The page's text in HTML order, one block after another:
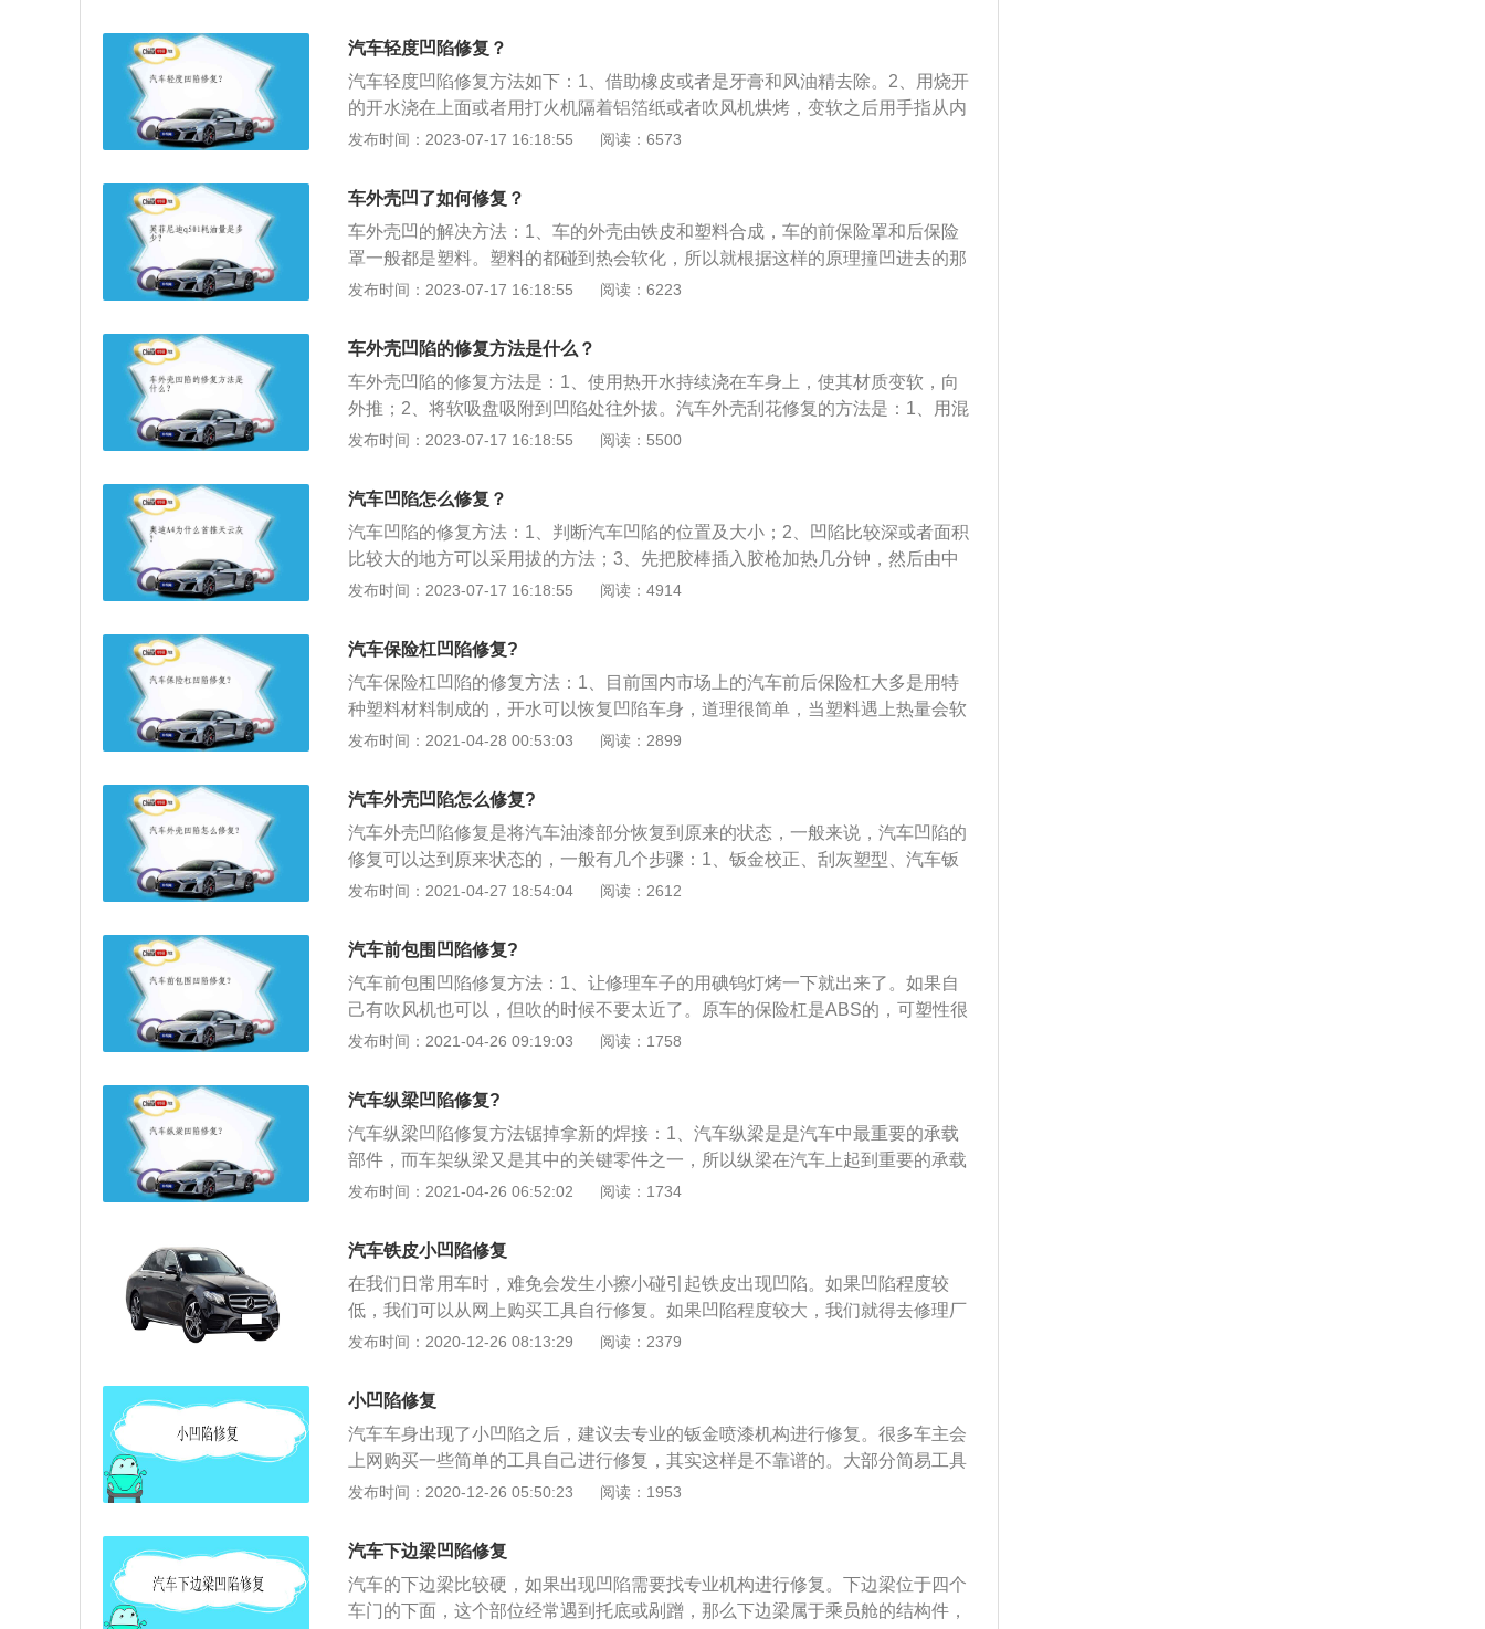
2、操作：汽车钣金件的常用手工修复工艺：运用各种专用工具修复手锤等工具
不易进入的部位对一些拉伸变形的部位加压修复，掌握冷热法较正钣料和车身矫
正、填料、填补等工艺。对一些车用非金属构件进行修复。
汽车轻度凹陷修复？
汽车轻度凹陷修复方法如下：1、借助橡皮或者是牙膏和风油精去除。2、用烧开
的开水浇在上面或者用打火机隔着铝箔纸或者吹风机烘烤，变软之后用手指从内
侧顶出来，热的鼓风机同样可以达到相同的效果。3、借助家里抽马桶用的皮搋
凹陷“吸”出来。4、去专业的汽车凹陷修复修理店去处理。
发布时间：2023-07-17 16:18:55 阅读：6573
车外壳凹了如何修复？
车外壳凹的解决方法：1、车的外壳由铁皮和塑料合成，车的前保险罩和后保险
罩一般都是塑料。塑料的都碰到热会软化，所以就根据这样的原理撞凹进去的那
一块可以加热顶出来。2、首先要烧一大桶热水，然后将热水用水勺往凹进去的
到一定的程度才会变软，才能达到效果。4、塑料加热到一定的程度后，就从上
面引擎盖那里。用手往外推，直到那块凹进去的地方突出复原就可以。5、但如
果感觉很硬还是顶不出来，那证明加热还没到位。还需要大量的热水去加热。
发布时间：2023-07-17 16:18:55 阅读：6223
车外壳凹陷的修复方法是什么？
车外壳凹陷的修复方法是：1、使用热开水持续浇在车身上，使其材质变软，向
外推；2、将软吸盘吸附到凹陷处往外拔。汽车外壳刮花修复的方法是：1、用混
合剂直线擦拭刮花部位后进行打蜡；2、用牙膏轻涂在划痕处，后用棉布逆时针
是：1、洗车时，应待发动机冷却后进行；2、减少车辆暴晒；3、要及时清理车
身的污渍；4、雨水冲刷后要用清水清洗，避免酸雨腐蚀；5、进行打蜡或封釉。
发布时间：2023-07-17 16:18:55 阅读：5500
汽车凹陷怎么修复？
汽车凹陷的修复方法：1、判断汽车凹陷的位置及大小；2、凹陷比较深或者面积
比较大的地方可以采用拔的方法；3、先把胶棒插入胶枪加热几分钟，然后由中
心到四周慢慢地打在吸盘上面；4、利用余温将吸盘粘在较大凹陷处受力点的位
恢复；5、然后借助灯光用钩子把小的凹陷的区域慢慢地顶出去，最后用橡胶锤
将细微突出的部分进行处理即可。汽车凹陷后，最好找专门的修理店修复。
发布时间：2023-07-17 16:18:55 阅读：4914
汽车保险杠凹陷修复?
汽车保险杠凹陷的修复方法：1、目前国内市场上的汽车前后保险杠大多是用特
种塑料材料制成的，开水可以恢复凹陷车身，道理很简单，当塑料遇上热量会软
化，在凹陷的部分只要加热就可以顶出来的；2、一旦凹陷恢复到原来的状态，
杠具有安全防护、装饰车辆、改善车辆空气动力特性的功能。从安全的角度来
看，汽车在低速碰撞时可以起到缓冲作用，保护前后车身。
发布时间：2021-04-28 00:53:03 阅读：2899
汽车外壳凹陷怎么修复?
汽车外壳凹陷修复是将汽车油漆部分恢复到原来的状态，一般来说，汽车凹陷的
修复可以达到原来状态的，一般有几个步骤：1、钣金校正、刮灰塑型、汽车钣
金喷漆，也可以用氧气底漆来防锈；2、刮涂并抛光原子灰，使车身表面平整。
色。喷涂清漆。保护色漆，增加表面硬度，提高汽车漆的亮度；4、钣金喷漆表
面处理。这就是钣金喷漆修复的方法。
发布时间：2021-04-27 18:54:04 阅读：2612
汽车前包围凹陷修复?
汽车前包围凹陷修复方法：1、让修理车子的用碘钨灯烤一下就出来了。如果自
己有吹风机也可以，但吹的时候不要太近了。原车的保险杠是ABS的，可塑性很
强，稍微以加热就自动弹出来了；2、车的外壳有铁皮和塑料合成的，车的前保
原理撞凹进去的那一块可以加热顶出来。首先我们要烧一大桶热水，然后将热水
用水勺往凹进去的地方加水加热；3、用热水加热这个过程是漫长的。因为要那
块凹进去的塑料加热到一定的程度才会变软，才能达到效果。
发布时间：2021-04-26 09:19:03 阅读：1758
汽车纵梁凹陷修复?
汽车纵梁凹陷修复方法锯掉拿新的焊接：1、汽车纵梁是是汽车中最重要的承载
部件，而车架纵梁又是其中的关键零件之一，所以纵梁在汽车上起到重要的承载
作用；2、汽车的边梁式车架、中梁式车架等均含有纵梁。纵梁通常用低合金钢
通常用低合金钢板冲压而成，断面形状一般为槽型，也有的做成Z字型或者箱型
断面，根据汽车形式的不同和结构布置的要求，纵梁可以在水平面内或纵向平面
内做成弯曲的以及等断面或非等断面的。
发布时间：2021-04-26 06:52:02 阅读：1734
汽车铁皮小凹陷修复
在我们日常用车时，难免会发生小擦小碰引起铁皮出现凹陷。如果凹陷程度较
低，我们可以从网上购买工具自行修复。如果凹陷程度较大，我们就得去修理厂
或者4s店请专业人士来修复了。1、凹陷程度较小：如果车辆铁皮上的凹陷程度
修复工具按照说明自行修复。2、凹陷程度较大：如果凹陷程度较大，就得将车
辆开往修理厂或者4s店请专业人士找修理工具修复了。必要时还要进行钣金、喷
漆处理。3、在车辆保险杠、叶子板等塑料件地方出现凹陷：如果在汽车的塑料
件上出现凹陷，我们只需要将凹陷部位淋上热水将塑料软化，然后从内部将其顶
回来就可以了。
发布时间：2020-12-26 08:13:29 阅读：2379
小凹陷修复
汽车车身出现了小凹陷之后，建议去专业的钣金喷漆机构进行修复。很多车主会
上网购买一些简单的工具自己进行修复，其实这样是不靠谱的。大部分简易工具
是无法修复凹陷的。平时开车时出现一些剐蹭和碰撞是非常正常的，出现剐蹭
架和车身覆盖件组成的，覆盖件包括前翼子板，前后杠，发动机盖，车门，后备
箱盖。车顶和后翼子板与车身框架之间是焊接连接的，所以车顶和后翼子板属于
车身结构件。平时开车最容易受损的就是一些车身覆盖件了，有些车身覆盖件是
塑料的，有些车身覆盖件是金属的。如果是塑料覆盖件出现了损伤，补漆后非常
发布时间：2020-12-26 05:50:23 阅读：1953
汽车下边梁凹陷修复
汽车的下边梁比较硬，如果出现凹陷需要找专业机构进行修复。下边梁位于四个
车门的下面，这个部位经常遇到托底或剐蹭，那么下边梁属于乘员舱的结构件，